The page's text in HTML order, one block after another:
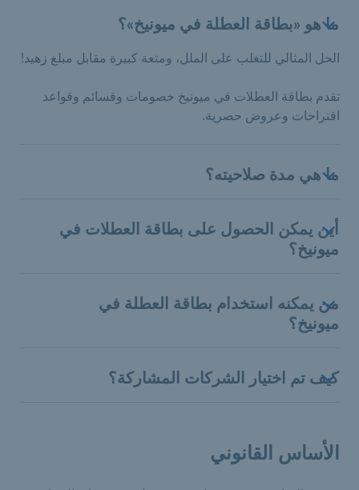
ما هو «بطاقة العطلة في ميونيخ»؟
الحل المثالي للتغلب على الملل، ومتعة كبيرة مقابل مبلغ زهيد!
تقدم بطاقة العطلات في ميونيخ خصومات وقسائم وقواعد
اقتراحات وعروض حصرية.
ما هي مدة صلاحيته؟
أين يمكن الحصول على بطاقة العطلات في
ميونيخ؟
من يمكنه استخدام بطاقة العطلة في
ميونيخ؟
كيف تم اختيار الشركات المشاركة؟
الأساس القانوني